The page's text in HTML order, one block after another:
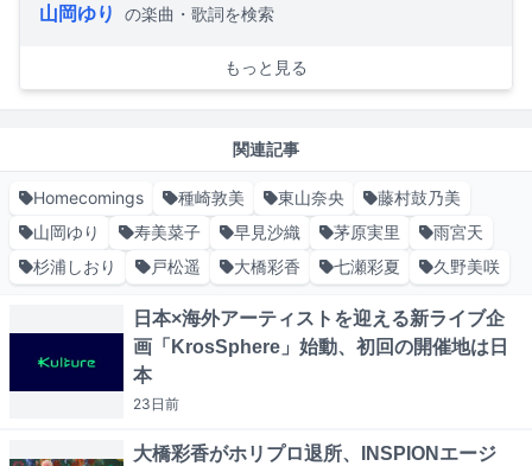
山岡ゆり の楽曲・歌詞を検索
もっと見る
関連記事
Homecomings 種崎敦美 東山奈央
藤村鼓乃美
山岡ゆり
寿美菜子 早見沙織 茅原実里
雨宮天
杉浦しおり
戸松遥 大橋彩香 七瀬彩夏 久野美咲
日本×海外アーティストを迎える新ライブ企
画「KrosSphere」始動、初回の開催地は日
本
23日前
大橋彩香がホリプロ退所、INSPIONエージ